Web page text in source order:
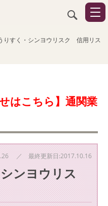
りすく・シンヨウリスク 信用リス
はこちら】通関業
／ 最終更新日:2017.10.16
ンヨウリス